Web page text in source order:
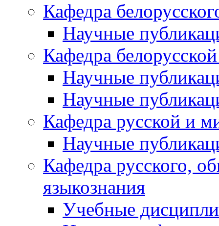
Кафедра
Научные
Кафедра
Научные
Научные
Кафедра русской и
Научные
Кафедра русского,
языкознания
Учебные